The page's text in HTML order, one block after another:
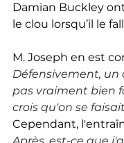
Damian Buckley
le clou lorsqu’il le
M. Joseph en est
Défensivement, un
pas vraiment bien
crois qu'on se
Cependant,